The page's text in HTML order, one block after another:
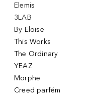
Elemis
3LAB
By Eloise
This Works
The Ordinary
YEAZ
Morphe
Creed parfém